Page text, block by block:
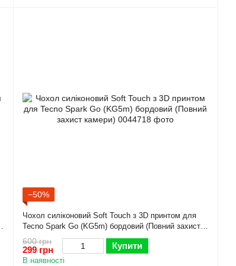
−50%
Чохол силіконовий Soft Touch з 3D принтом для
Tecno Spark Go (KG5m) бордовий (Повний захист
камери)
600 грн
299 грн Купити
В наявності